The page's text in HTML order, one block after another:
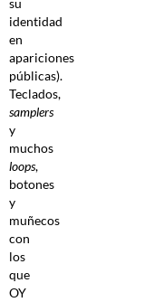
identidad
en
apariciones
públicas).
Teclados,
samplers
y
muchos
loops,
botones
y
muñecos
con
los
que
OY